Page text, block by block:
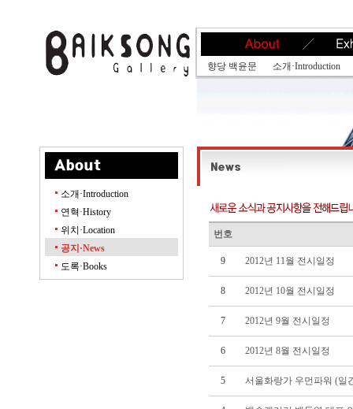
향당 백윤문 소개·Introduction
소개·Introduction
연혁·History
위치·Location
공지·News
도록·Books
번호
9 2012년 11월 전시일정
8 2012년 10월 전시일정
7 2012년 9월 전시일정
6 2012년 8월 전시일정
5 서울화랑가 우먼파워 (일